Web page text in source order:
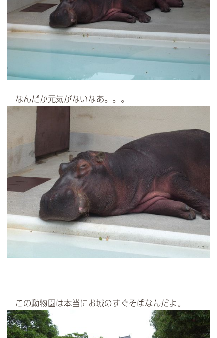
なんだか元気がないなあ。。。
この動物園は本当にお城のすぐそばなんだよ。